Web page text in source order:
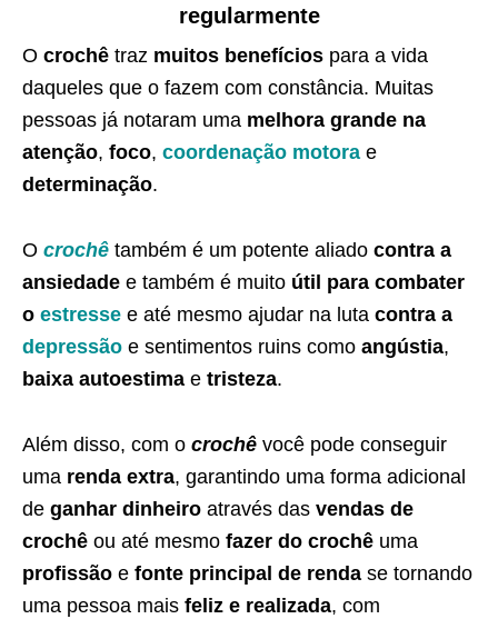
regularmente
O crochê traz muitos benefícios para a vida
daqueles que o fazem com constância. Muitas
pessoas já notaram uma melhora grande na
atenção, foco, coordenação motora e
determinação.
O crochê também é um potente aliado contra a
ansiedade e também é muito útil para combater
o estresse e até mesmo ajudar na luta contra a
depressão e sentimentos ruins como angústia,
baixa autoestima e tristeza.
Além disso, com o crochê você pode conseguir
uma renda extra, garantindo uma forma adicional
de ganhar dinheiro através das vendas de
crochê ou até mesmo fazer do crochê uma
profissão e fonte principal de renda se tornando
uma pessoa mais feliz e realizada, com